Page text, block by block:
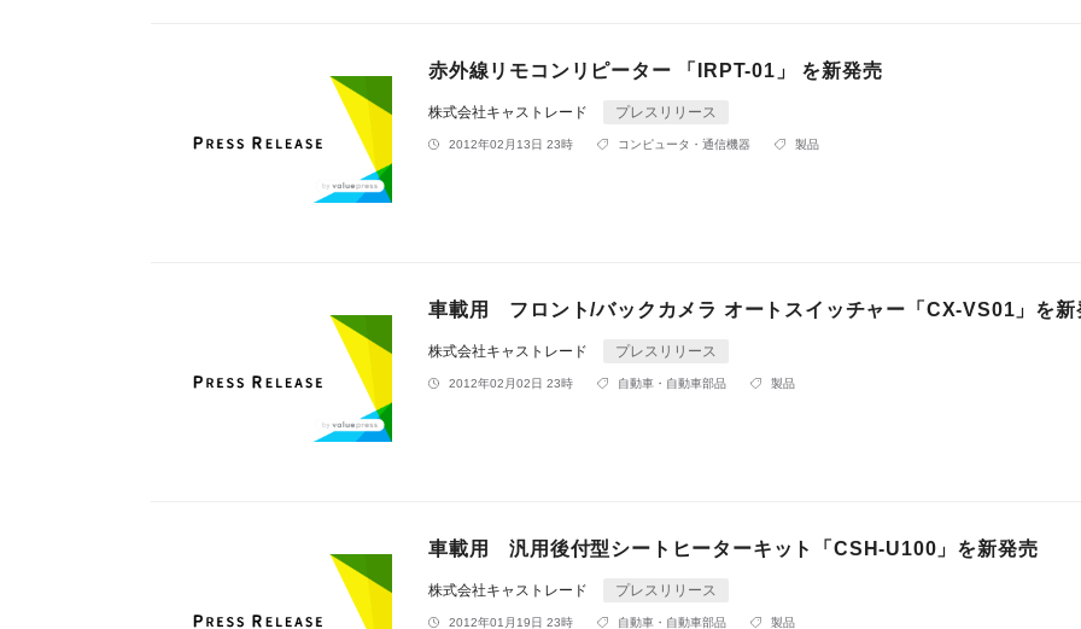
赤外線リモコンリピーター 「IRPT-01」 を新発売
株式会社キャストレード プレスリリース
2012年02月13日 23時 コンピュータ・通信機器 製品
車載用 フロント/バックカメラ オートスイッチャー「CX-VS01」を新
株式会社キャストレード プレスリリース
2012年02月02日 23時 自動車・自動車部品 製品
車載用 汎用後付型シートヒーターキット「CSH-U100」を新発売
株式会社キャストレード プレスリリース
2012年01月19日 23時 自動車・自動車部品 製品